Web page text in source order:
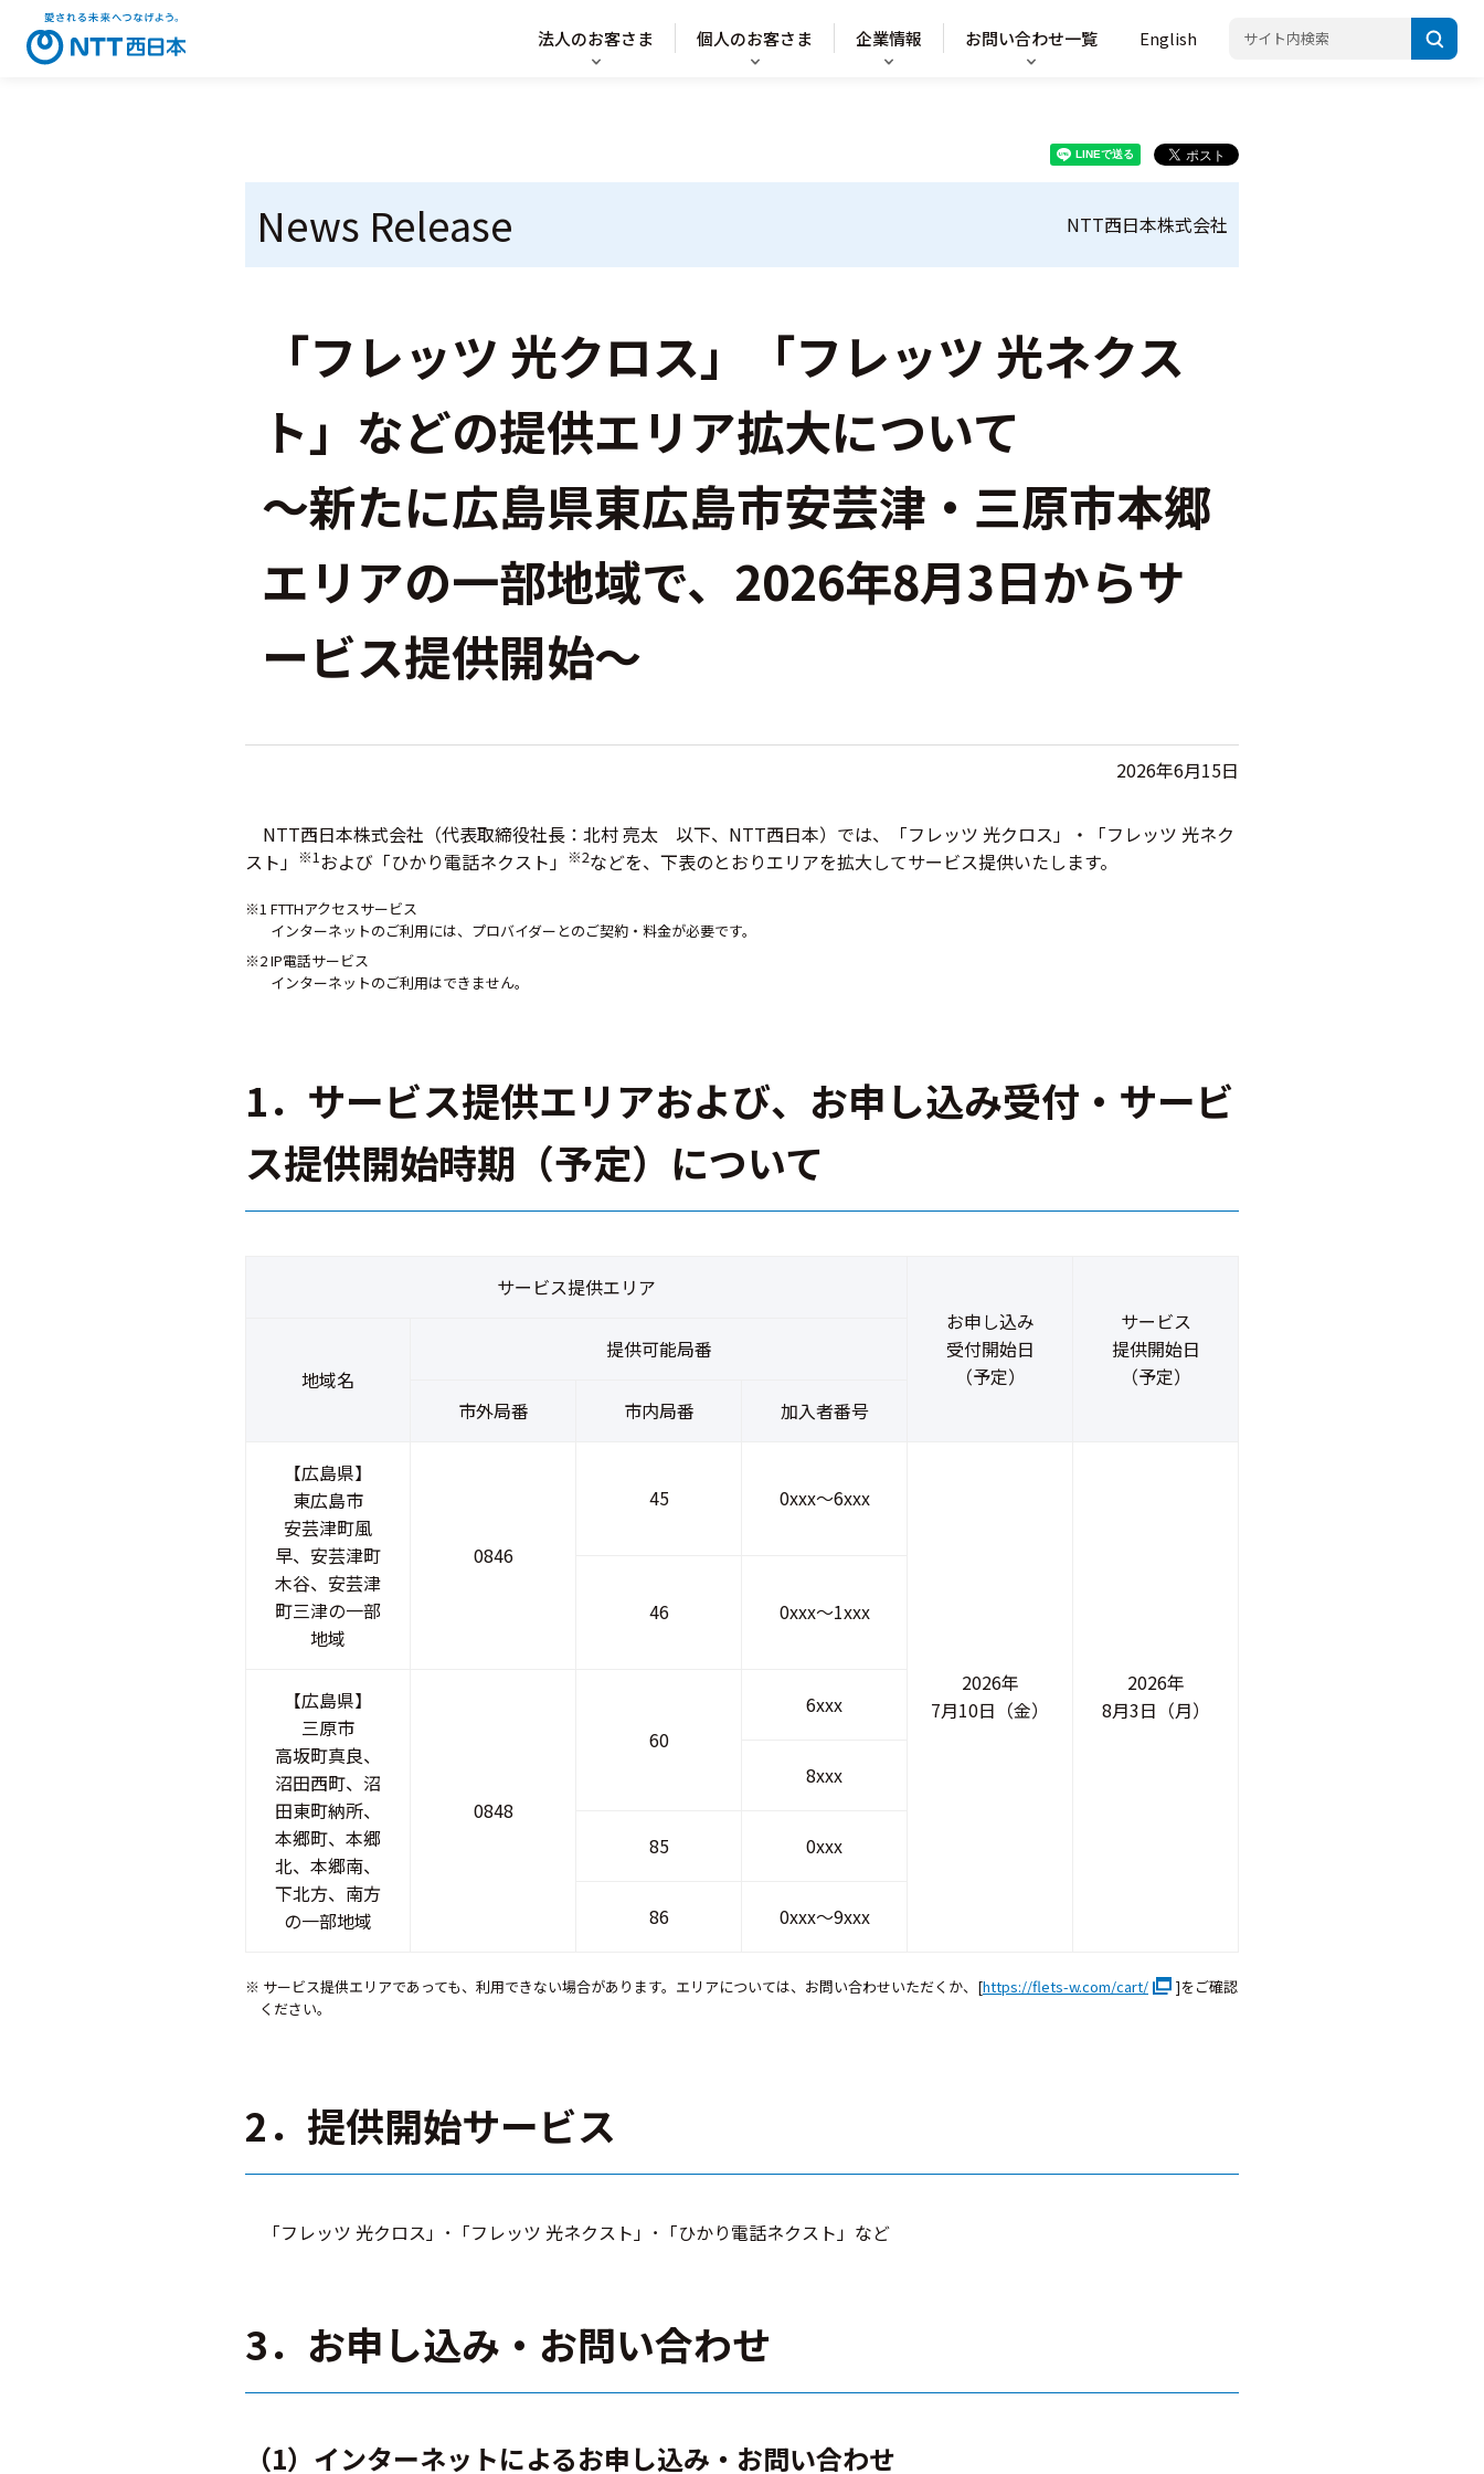
法人のお客さま 個人のお客さま 企業情報 お問い合わせ一覧 English
News Release NTT西日本株式会社
「フレッツ 光クロス」「フレッツ 光ネクス
ト」などの提供エリア拡大について
～新たに広島県東広島市安芸津・三原市本郷
エリアの一部地域で、2026年8月3日からサ
ービス提供開始～
2026年6月15日
NTT西日本株式会社（代表取締役社長：北村 亮太 以下、NTT西日本）では、「フレッツ 光クロス」・「フレッツ 光ネク
スト」 ※1 および「ひかり電話ネクスト」 ※2などを、下表のとおりエリアを拡大してサービス提供いたします。
※1 FTTHアクセスサービス
インターネットのご利用には、プロバイダーとのご契約・料金が必要です。
※2 IP電話サービス
インターネットのご利用はできません。
1．サービス提供エリアおよび、お申し込み受付・サービ
ス提供開始時期（予定）について
サービス提供エリア
お申し込み
受付開始日
（予定）
サービス
提供開始日
（予定）
地域名
提供可能局番
市外局番 市内局番 加入者番号
【広島県】
東広島市
安芸津町風
早、安芸津町
木谷、安芸津
町三津の一部
地域
0846
45 0xxx～6xxx
2026年
7月10日（金）
2026年
8月3日（月）
46 0xxx～1xxx
【広島県】
三原市
高坂町真良、
沼田西町、沼
田東町納所、
本郷町、本郷
北、本郷南、
下北方、南方
の一部地域
0848
60
6xxx
8xxx
85 0xxx
86 0xxx～9xxx
※ サービス提供エリアであっても、利用できない場合があります。エリアについては、お問い合わせいただくか、[https://flets-w.com/cart/
]をご確認
ください。
2．提供開始サービス
「フレッツ 光クロス」･「フレッツ 光ネクスト」･「ひかり電話ネクスト」など
3．お申し込み・お問い合わせ
（1）インターネットによるお申し込み・お問い合わせ